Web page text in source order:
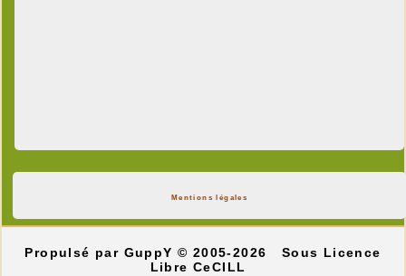
Mentions légales
Propulsé par GuppY© 2005-2026
Sous Licence
Libre CeCILL